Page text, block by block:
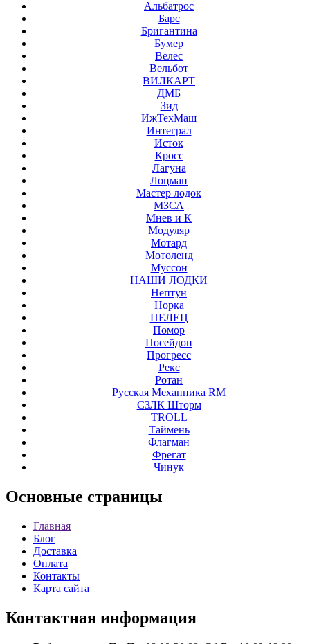
Альбатрос
Барс
Бригантина
Бумер
Велес
Вельбот
ВИЛКАРТ
ДМБ
Зид
ИжТехМаш
Интеграл
Исток
Кросс
Лагуна
Лоцман
Мастер лодок
МЗСА
Мнев и К
Модуляр
Мотард
Мотоленд
Муссон
НАШИ ЛОДКИ
Нептун
Норка
ПЕЛЕЦ
Помор
Посейдон
Прогресс
Рекс
Ротан
Русская Механника RM
СЗЛК Шторм
ТROLL
Таймень
Флагман
Фрегат
Чинук
Основные страницы
Главная
Блог
Доставка
Оплата
Контакты
Карта сайта
Контактная информация